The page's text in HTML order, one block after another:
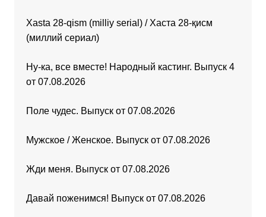
Xasta 28-qism (milliy serial) / Хаста 28-қисм
(миллий сериал)
Ну-ка, все вместе! Народный кастинг. Выпуск 4
от 07.08.2026
Поле чудес. Выпуск от 07.08.2026
Мужское / Женское. Выпуск от 07.08.2026
Жди меня. Выпуск от 07.08.2026
Давай поженимся! Выпуск от 07.08.2026